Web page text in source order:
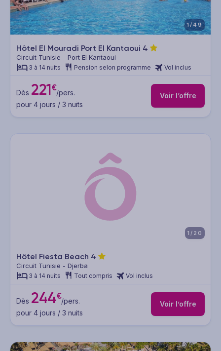
1/49
Hôtel El Mouradi Port El Kantaoui 4
Circuit Tunisie - Port El Kantaoui
3 à 14 nuits Pension selon programme Vol inclus
Dès 221€/pers.
pour 4 jours / 3 nuits
Voir l’offre
1/20
Hôtel Fiesta Beach 4
Circuit Tunisie - Djerba
3 à 14 nuits Tout compris Vol inclus
Dès 244€/pers.
pour 4 jours / 3 nuits
Voir l’offre